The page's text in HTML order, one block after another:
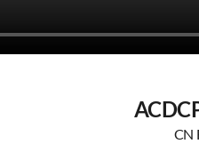
CN